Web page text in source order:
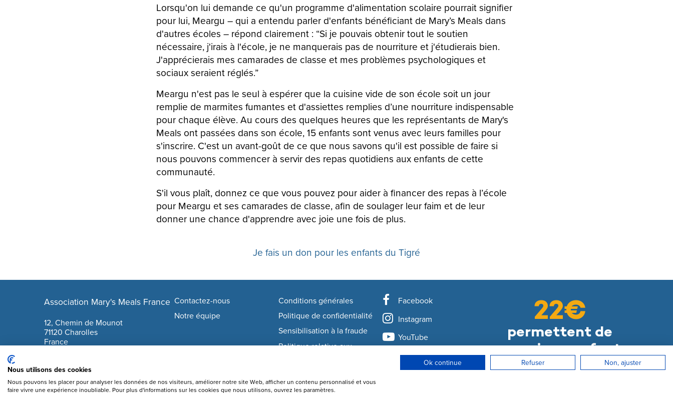
Lorsqu'on lui demande ce qu'un programme d'alimentation scolaire pourrait signifier
pour lui, Meargu – qui a entendu parler d'enfants bénéficiant de Mary’s Meals dans
d'autres écoles – répond clairement : “Si je pouvais obtenir tout le soutien
nécessaire, j'irais à l'école, je ne manquerais pas de nourriture et j'étudierais bien.
J'apprécierais mes camarades de classe et mes problèmes psychologiques et
sociaux seraient réglés.”
Meargu n'est pas le seul à espérer que la cuisine vide de son école soit un jour
remplie de marmites fumantes et d'assiettes remplies d’une nourriture indispensable
pour chaque élève. Au cours des quelques heures que les représentants de Mary's
Meals ont passées dans son école, 15 enfants sont venus avec leurs familles pour
s'inscrire. C'est un avant-goût de ce que nous savons qu'il est possible de faire si
nous pouvons commencer à servir des repas quotidiens aux enfants de cette
communauté.
S'il vous plaît, donnez ce que vous pouvez pour aider à financer des repas à l’école
pour Meargu et ses camarades de classe, afin de soulager leur faim et de leur
donner une chance d'apprendre avec joie une fois de plus.
Je fais un don pour les enfants du Tigré
Footer navigation
Association Mary's Meals France company information
12, Chemin de Mounot
71120 Charolles
France
info@marysmeals.fr
Contactez-nous
Notre équipe
Conditions générales
Politique de confidentialité
Sensibilisation à la fraude
Politique relative aux
Facebook
Instagram
YouTube
LinkedIn
S'abonner à la newsletter
22€
permettent de
nourrir un enfant
pendant toute une
Nous utilisons des cookies
Nous pouvons les placer pour analyser les données de nos visiteurs, améliorer notre site Web, afficher un contenu personnalisé et vous
faire vivre une expérience inoubliable. Pour plus d'informations sur les cookies que nous utilisons, ouvrez les paramètres.
Ok continue Refuser Non, ajuster